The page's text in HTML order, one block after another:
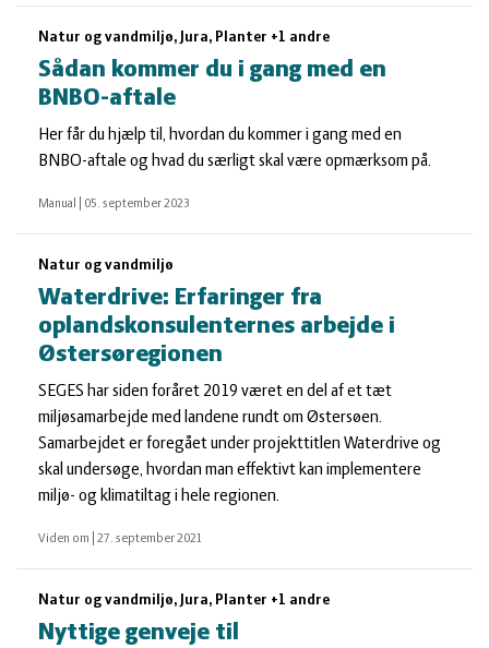
Natur og vandmiljø, Jura, Planter +1 andre
Sådan kommer du i gang med en
BNBO-aftale
Her får du hjælp til, hvordan du kommer i gang med en
BNBO-aftale og hvad du særligt skal være opmærksom på.
Manual 05. september 2023
Natur og vandmiljø
Waterdrive: Erfaringer fra
oplandskonsulenternes arbejde i
Østersøregionen
SEGES har siden foråret 2019 været en del af et tæt
miljøsamarbejde med landene rundt om Østersøen.
Samarbejdet er foregået under projekttitlen Waterdrive og
skal undersøge, hvordan man effektivt kan implementere
miljø- og klimatiltag i hele regionen.
Viden om 27. september 2021
Natur og vandmiljø, Jura, Planter +1 andre
Nyttige genveje til